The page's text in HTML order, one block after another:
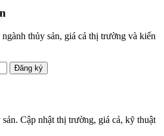
thủy sản, giá cả thị trường và kiến
Đăng ký
Cập nhật thị trường, giá cả, kỹ thuật